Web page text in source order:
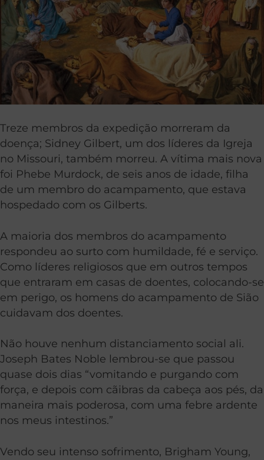
Treze membros da expedição morreram da
doença; Sidney Gilbert, um dos líderes da Igreja
no Missouri, também morreu. A vítima mais nova
foi Phebe Murdock, de seis anos de idade, filha
de um membro do acampamento, que estava
hospedado com os Gilberts.
A maioria dos membros do acampamento
respondeu ao surto com humildade, fé e serviço.
Como líderes religiosos que em outros tempos
que entraram em casas de doentes, colocando-se
em perigo, os homens do acampamento de Sião
cuidavam dos doentes.
Não houve nenhum distanciamento social ali.
Joseph Bates Noble lembrou-se que passou
quase dois dias “vomitando e purgando com
força, e depois com cãibras da cabeça aos pés, da
maneira mais poderosa, com uma febre ardente
nos meus intestinos.”
Vendo seu intenso sofrimento, Brigham Young,